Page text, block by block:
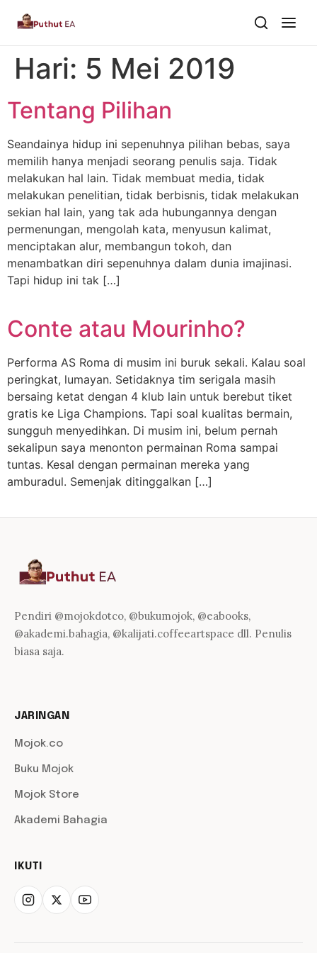
Dari Dalam
Dari Kawan
Buku
Tentang▾
Puthut EA
Situsweb
Hari: 5 Mei 2019
Tentang Pilihan
Seandainya hidup ini sepenuhnya pilihan bebas, saya
memilih hanya menjadi seorang penulis saja. Tidak
melakukan hal lain. Tidak membuat media, tidak
melakukan penelitian, tidak berbisnis, tidak melakukan
sekian hal lain, yang tak ada hubungannya dengan
permenungan, mengolah kata, menyusun kalimat,
menciptakan alur, membangun tokoh, dan
menambatkan diri sepenuhnya dalam dunia imajinasi.
Tapi hidup ini tak […]
Conte atau Mourinho?‬
‪Performa AS Roma di musim ini buruk sekali. Kalau soal
peringkat, lumayan. Setidaknya tim serigala masih
bersaing ketat dengan 4 klub lain untuk berebut tiket
gratis ke Liga Champions.‬ ‪Tapi soal kualitas bermain,
sungguh menyedihkan. Di musi‬m ini, belum pernah
sekalipun saya menonton permainan Roma sampai
tuntas. Kesal dengan permainan mereka yang
amburadul. Semenjak ditinggalkan […]
Pendiri @mojokdotco, @bukumojok, @eabooks,
@akademi.bahagia, @kalijati.coffeeartspace dll. Penulis
biasa saja.
JARINGAN
Mojok.co
Buku Mojok
Mojok Store
Akademi Bahagia
IKUTI